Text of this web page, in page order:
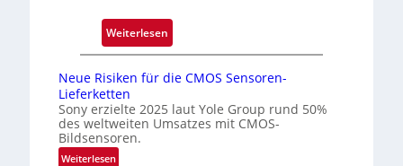
l
s
s
u
Weiterlesen
L
e
c
h
Neue Risiken für die CMOS Sensoren-
Lieferketten
Sony erzielte 2025 laut Yole Group rund 50%
des weltweiten Umsatzes mit CMOS-
Bildsensoren.
Weiterlesen: